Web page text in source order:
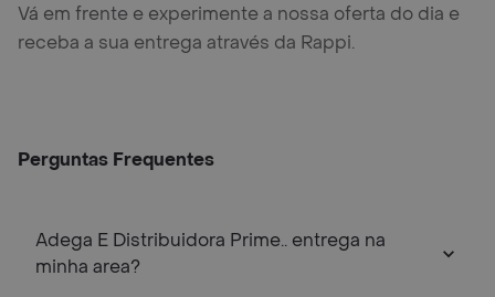
Vá em frente e experimente a nossa oferta do dia e
receba a sua entrega através da Rappi.
Perguntas Frequentes
Adega E Distribuidora Prime.. entrega na
minha area?